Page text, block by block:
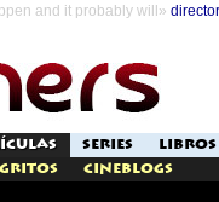
and it probably will»
SERIES LIBROS
Gritos Cineblogs